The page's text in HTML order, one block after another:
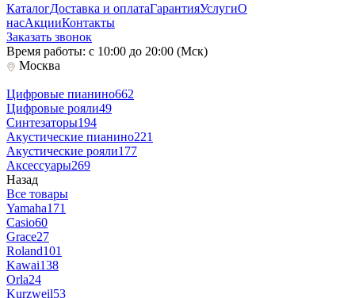
КаталогДоставка и оплатаГарантияУслугиО
насАкцииКонтакты
Заказать звонок
Время работы: с 10:00 до 20:00 (Мск)
Москва
Цифровые пианино662
Цифровые рояли49
Синтезаторы194
Акустические пианино221
Акустические рояли177
Аксессуары269
Назад
Все товары
Yamaha171
Casio60
Grace27
Roland101
Kawai138
Orla24
Kurzweil53